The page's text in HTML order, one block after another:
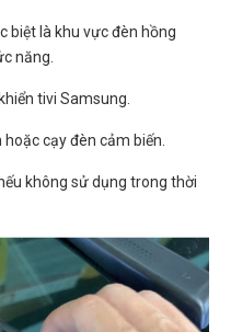
biệt là khu vực đèn hồng
năng.
tivi Samsung.
cạy đèn cảm biến.
không sử dụng trong thời